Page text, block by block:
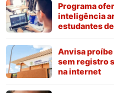
Programa
inteligência
estudantes
Anvisa proíbe
sem registro
na internet